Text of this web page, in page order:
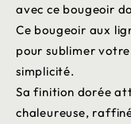
avec ce bougeoir
Ce bougeoir aux
pour sublimer
simplicité.
Sa finition dorée
chaleureuse,